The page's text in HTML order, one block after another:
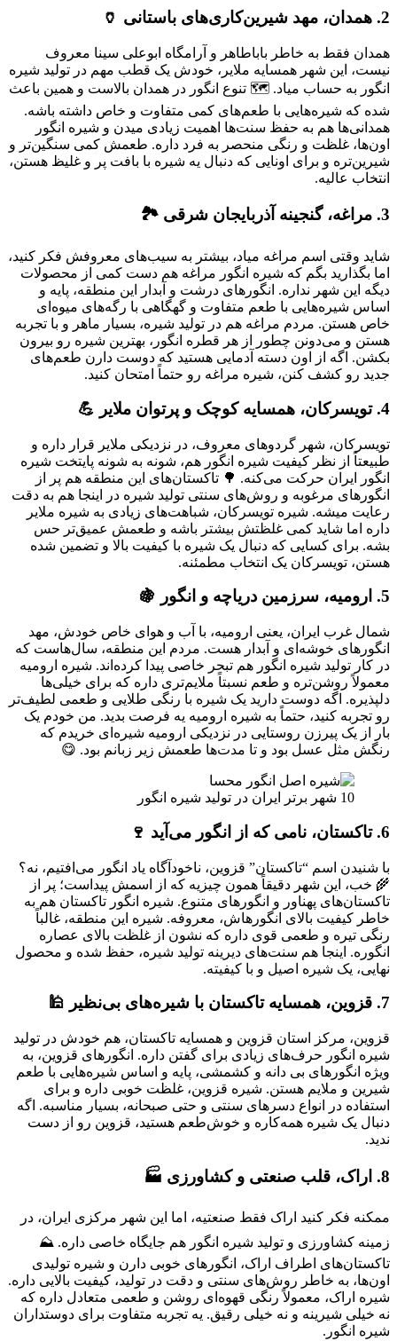
2. همدان، مهد شیرین‌کاری‌های باستانی 🏺
همدان فقط به خاطر باباطاهر و آرامگاه ابوعلی سینا معروف
نیست، این شهر همسایه ملایر، خودش یک قطب مهم در تولید شیره
انگور به حساب میاد. 🗺️ تنوع انگور در همدان بالاست و همین باعث
شده که شیره‌هایی با طعم‌های کمی متفاوت و خاص داشته باشه.
همدانی‌ها هم به حفظ سنت‌ها اهمیت زیادی میدن و شیره انگور
اون‌ها، غلظت و رنگی منحصر به فرد داره. طعمش کمی سنگین‌تر و
شیرین‌تره و برای اونایی که دنبال یه شیره با بافت پر و غلیظ هستن،
انتخاب عالیه.
3. مراغه، گنجینه آذربایجان شرقی 🏞️
شاید وقتی اسم مراغه میاد، بیشتر به سیب‌های معروفش فکر کنید،
اما بگذارید بگم که شیره انگور مراغه هم دست کمی از محصولات
دیگه این شهر نداره. انگورهای درشت و آبدار این منطقه، پایه و
اساس شیره‌هایی با طعم متفاوت و گهگاهی با رگه‌های میوه‌ای
خاص هستن. مردم مراغه هم در تولید شیره، بسیار ماهر و با تجربه
هستن و می‌دونن چطور از هر قطره انگور، بهترین شیره رو بیرون
بکشن. اگه از اون دسته آدمایی هستید که دوست دارن طعم‌های
جدید رو کشف کنن، شیره مراغه رو حتماً امتحان کنید.
4. تویسرکان، همسایه کوچک و پرتوان ملایر 💪
تویسرکان، شهر گردوهای معروف، در نزدیکی ملایر قرار داره و
طبیعتاً از نظر کیفیت شیره انگور هم، شونه به شونه پایتخت شیره
انگور ایران حرکت می‌کنه. 🌳 تاکستان‌های این منطقه هم پر از
انگورهای مرغوبه و روش‌های سنتی تولید شیره در اینجا هم به دقت
رعایت میشه. شیره تویسرکان، شباهت‌های زیادی به شیره ملایر
داره اما شاید کمی غلظتش بیشتر باشه و طعمش عمیق‌تر حس
بشه. برای کسایی که دنبال یک شیره با کیفیت بالا و تضمین شده
هستن، تویسرکان یک انتخاب مطمئنه.
5. ارومیه، سرزمین دریاچه و انگور 🍇
شمال غرب ایران، یعنی ارومیه، با آب و هوای خاص خودش، مهد
انگورهای خوشه‌ای و آبدار هست. مردم این منطقه، سال‌هاست که
در کار تولید شیره انگور هم تبحر خاصی پیدا کرده‌اند. شیره ارومیه
معمولاً روشن‌تره و طعم نسبتاً ملایم‌تری داره که برای خیلی‌ها
دلپذیره. اگه دوست دارید یک شیره با رنگی طلایی و طعمی لطیف‌تر
رو تجربه کنید، حتماً به شیره ارومیه یه فرصت بدید. من خودم یک
بار از یک پیرزن روستایی در نزدیکی ارومیه شیره‌ای خریدم که
رنگش مثل عسل بود و تا مدت‌ها طعمش زیر زبانم بود. 😋
10 شهر برتر ایران در تولید شیره انگور
6. تاکستان، نامی که از انگور می‌آید 🍷
با شنیدن اسم “تاکستان” قزوین، ناخودآگاه یاد انگور می‌افتیم، نه؟
🌾 خب، این شهر دقیقاً همون چیزیه که از اسمش پیداست؛ پر از
تاکستان‌های پهناور و انگورهای متنوع. شیره انگور تاکستان هم به
خاطر کیفیت بالای انگورهاش، معروفه. شیره این منطقه، غالباً
رنگی تیره و طعمی قوی داره که نشون از غلظت بالای عصاره
انگوره. اینجا هم سنت‌های دیرینه تولید شیره، حفظ شده و محصول
نهایی، یک شیره اصیل و با کیفیته.
7. قزوین، همسایه تاکستان با شیره‌های بی‌نظیر 🕌
قزوین، مرکز استان قزوین و همسایه تاکستان، هم خودش در تولید
شیره انگور حرف‌های زیادی برای گفتن داره. انگورهای قزوین، به
ویژه انگورهای بی دانه و کشمشی، پایه و اساس شیره‌هایی با طعم
شیرین و ملایم هستن. شیره قزوین، غلظت خوبی داره و برای
استفاده در انواع دسرهای سنتی و حتی صبحانه، بسیار مناسبه. اگه
دنبال یک شیره همه‌کاره و خوش‌طعم هستید، قزوین رو از دست
ندید.
8. اراک، قلب صنعتی و کشاورزی 🏭
ممکنه فکر کنید اراک فقط صنعتیه، اما این شهر مرکزی ایران، در
زمینه کشاورزی و تولید شیره انگور هم جایگاه خاصی داره. ⛰️
تاکستان‌های اطراف اراک، انگورهای خوبی دارن و شیره تولیدی
اون‌ها، به خاطر روش‌های سنتی و دقت در تولید، کیفیت بالایی داره.
شیره اراک، معمولاً رنگی قهوه‌ای روشن و طعمی متعادل داره که
نه خیلی شیرینه و نه خیلی رقیق. یه تجربه متفاوت برای دوستداران
شیره انگور.